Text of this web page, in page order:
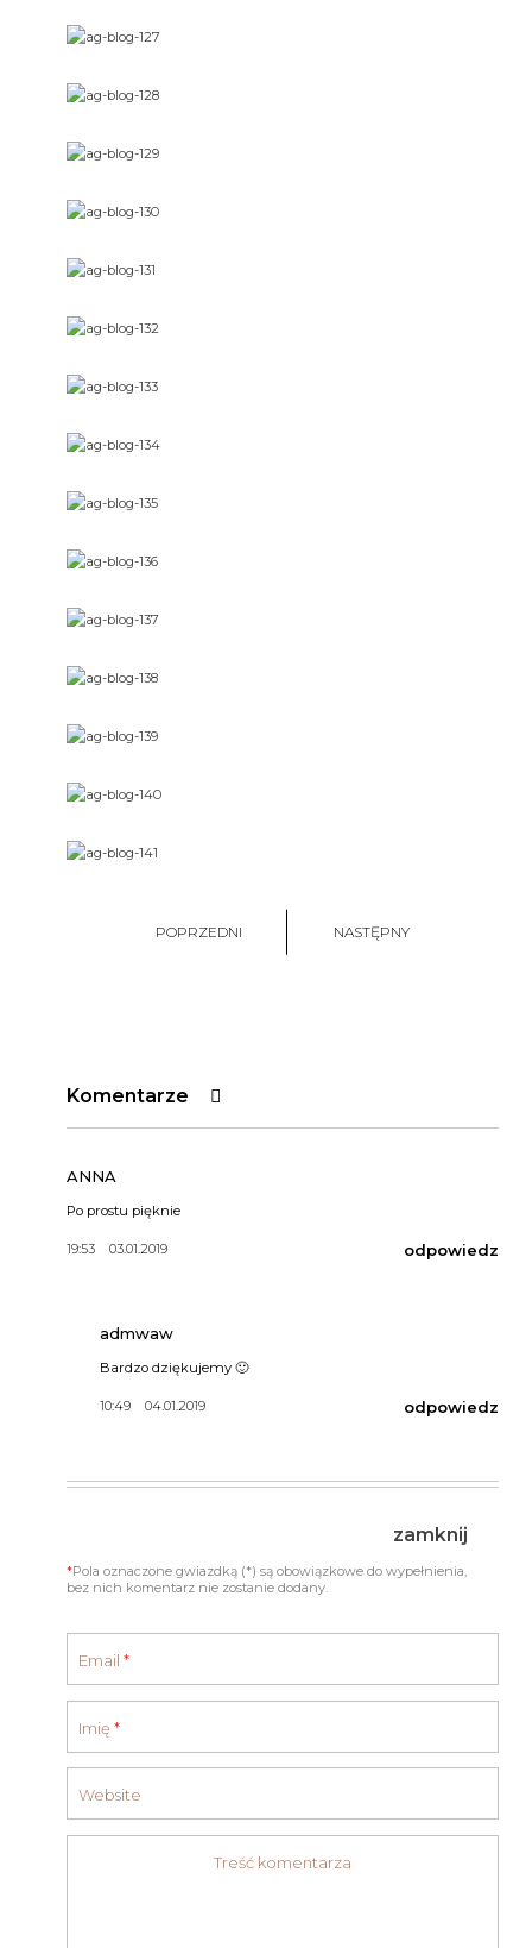
POPRZEDNI NASTĘPNY
Komentarze
ANNA
Po prostu pięknie
19:53 03.01.2019 odpowiedz
admwaw
Bardzo dziękujemy 🙂
10:49 04.01.2019 odpowiedz
*Pola oznaczone gwiazdką (*) są obowiązkowe do wypełnienia,
bez nich komentarz nie zostanie dodany.
zamknij
Email *
Imię *
Website
Treść komentarza